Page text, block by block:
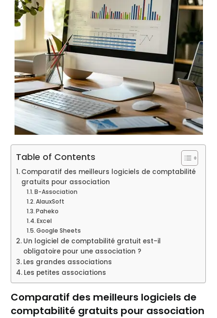
Table of Contents
Comparatif des meilleurs logiciels de comptabilité
gratuits pour association
B-Association
AlauxSoft
Paheko
Excel
Google Sheets
Un logiciel de comptabilité gratuit est-il
obligatoire pour une association ?
Les grandes associations
Les petites associations
Comparatif des meilleurs logiciels de
comptabilité gratuits pour association